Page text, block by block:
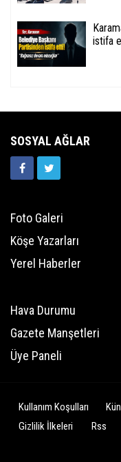
istifa
SOSYAL AĞLAR
Foto Galeri
Köşe Yazarları
Yerel Haberler
Hava Durumu
Gazete Manşetleri
Üye Paneli
Kullanım Koşulları
Gizlilik İlkeleri
Rss